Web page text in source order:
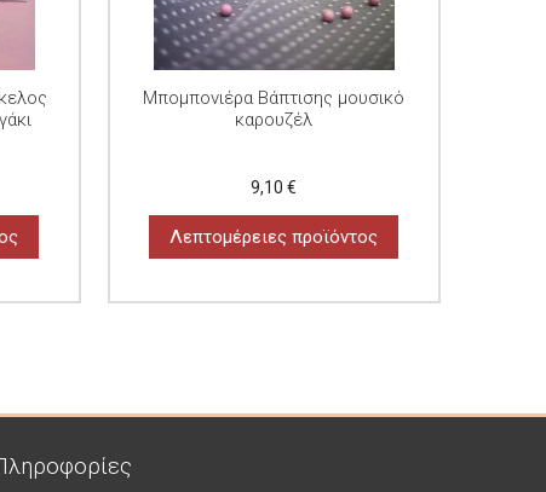
Μπομπονιέρα Βάπτισης μουσικό
καρουζέλ
9,10 €
Λεπτομέρειες προϊόντος